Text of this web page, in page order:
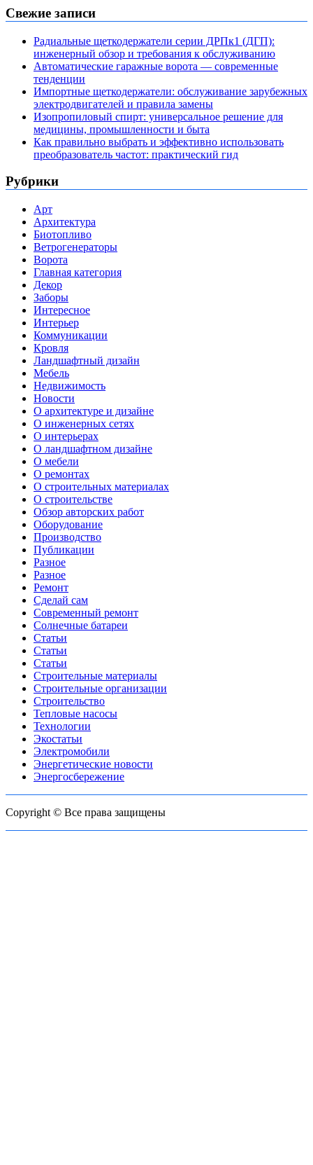
Свежие записи
Радиальные щеткодержатели серии ДРПк1 (ДГП):
инженерный обзор и требования к обслуживанию
Автоматические гаражные ворота — современные
тенденции
Импортные щеткодержатели: обслуживание зарубежных
электродвигателей и правила замены
Изопропиловый спирт: универсальное решение для
медицины, промышленности и быта
Как правильно выбрать и эффективно использовать
преобразователь частот: практический гид
Рубрики
Арт
Архитектура
Биотопливо
Ветрогенераторы
Ворота
Главная категория
Декор
Заборы
Интересное
Интерьер
Коммуникации
Кровля
Ландшафтный дизайн
Мебель
Недвижимость
Новости
О архитектуре и дизайне
О инженерных сетях
О интерьерах
О ландшафтном дизайне
О мебели
О ремонтах
О строительных материалах
О строительстве
Обзор авторских работ
Оборудование
Производство
Публикации
Разное
Разное
Ремонт
Сделай сам
Современный ремонт
Солнечные батареи
Статьи
Статьи
Статьи
Строительные материалы
Строительные организации
Строительство
Тепловые насосы
Технологии
Экостатьи
Электромобили
Энергетические новости
Энергосбережение
Copyright © Все права защищены